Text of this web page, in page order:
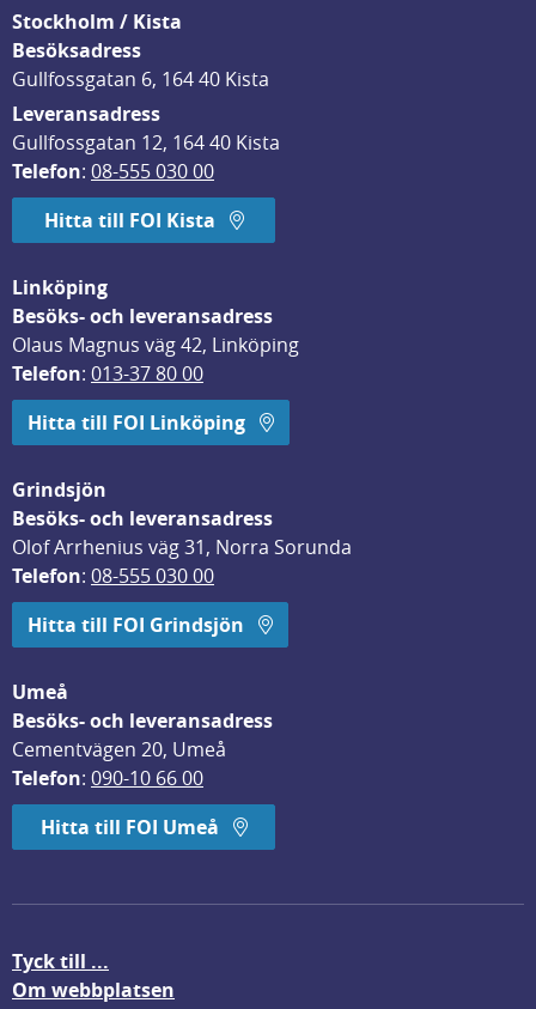
Stockholm / Kista
Besöksadress
Gullfossgatan 6, 164 40 Kista
Leveransadress
Gullfossgatan 12, 164 40 Kista
Telefon: 08-555 030 00
Hitta till FOI Kista
Linköping
Besöks- och leveransadress
Olaus Magnus väg 42, Linköping
Telefon: 013-37 80 00
Hitta till FOI Linköping
Grindsjön
Besöks- och leveransadress
Olof Arrhenius väg 31, Norra Sorunda
Telefon: 08-555 030 00
Hitta till FOI Grindsjön
Umeå
Besöks- och leveransadress
Cementvägen 20, Umeå
Telefon: 090-10 66 00
Hitta till FOI Umeå
Tyck till ...
Om webbplatsen